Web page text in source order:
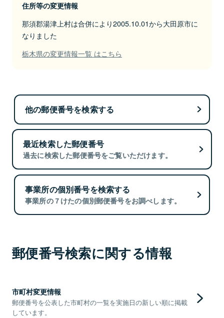
住所等の変更情報
那須郡湯津上村は合併により2005.10.01から大田原市に
なりました
栃木県の変更情報一覧 はこちら
他の郵便番号を検索する
最近検索した郵便番号
過去に検索した郵便番号をご覧いただけます。
事業所の個別番号を検索する
事業所の７けたの個別郵便番号をお調べします。
郵便番号検索に関する情報
市町村変更情報
郵便番号を公表した市町村の一覧を実施日の新しい順に掲載
しています。